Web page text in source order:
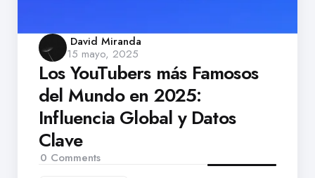
Posted
by
David Miranda
15 mayo, 2025
Los YouTubers más Famosos
del Mundo en 2025:
Influencia Global y Datos
Clave
0 Comments